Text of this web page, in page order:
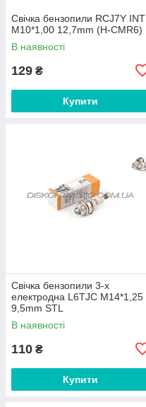
Свічка бензопили RCJ7Y INT
M10*1,00 12,7mm (H-CMR6)
В наявності
129 ₴
Купити
Свічка бензопили 3-х
електродна L6TJC M14*1,25
9,5mm STL
В наявності
110 ₴
Купити